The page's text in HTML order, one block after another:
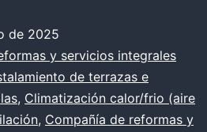
O
de 2025
y servicios integrales
de terrazas e
, Climatización calor/frio (aire
, Compañía de reformas y